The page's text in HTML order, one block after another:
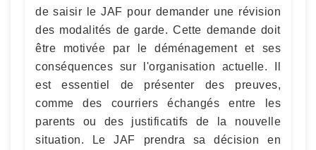
de saisir le JAF pour demander une révision
des modalités de garde. Cette demande doit
être motivée par le déménagement et ses
conséquences sur l'organisation actuelle. Il
est essentiel de présenter des preuves,
comme des courriers échangés entre les
parents ou des justificatifs de la nouvelle
situation. Le JAF prendra sa décision en